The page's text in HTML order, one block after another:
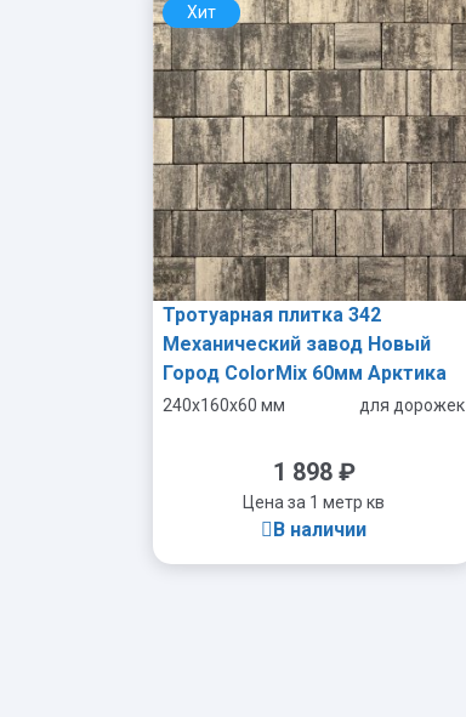
- +
Хит
Тротуарная плитка 342
Механический завод Новый
Город ColorMix 60мм Арктика
240x160x60 мм для дорожек
1 898 ₽
Цена за 1 метр кв
В наличии